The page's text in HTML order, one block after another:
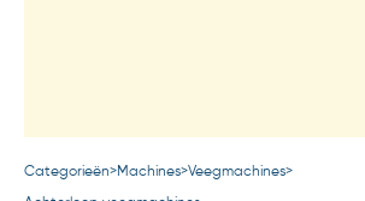
Categorieën>Machines>Veegmachines>